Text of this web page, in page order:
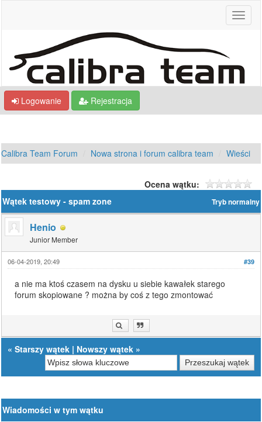
Logowanie Rejestracja
Calibra Team Forum Nowa strona i forum calibra team Wieści
Ocena wątku:
Tryb normalny
Wątek testowy - spam zone
Henio
Junior Member
#39
06-04-2019, 20:49
a nie ma ktoś czasem na dysku u siebie kawałek starego
forum skopiowane ? można by coś z tego zmontować
«Starszy wątek | Nowszy wątek »
Wiadomości w tym wątku